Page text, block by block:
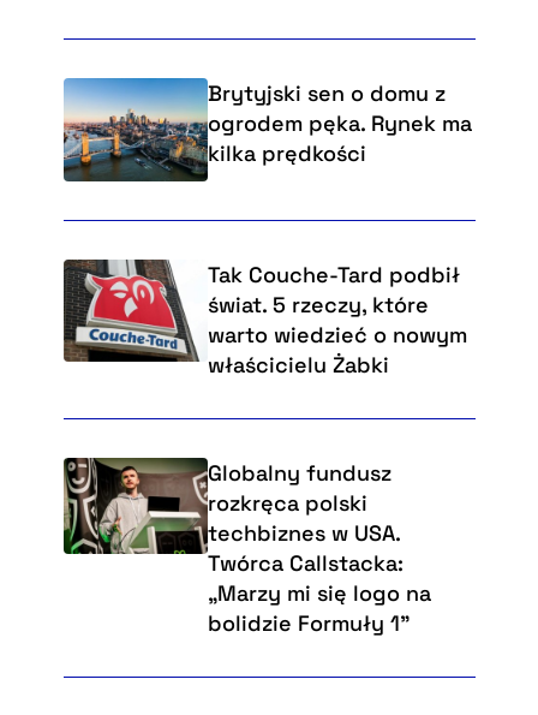
Brytyjski sen o domu z
ogrodem pęka. Rynek ma
kilka prędkości
Tak Couche-Tard podbił
świat. 5 rzeczy, które
warto wiedzieć o nowym
właścicielu Żabki
Globalny fundusz
rozkręca polski
techbiznes w USA.
Twórca Callstacka:
„Marzy mi się logo na
bolidzie Formuły 1”